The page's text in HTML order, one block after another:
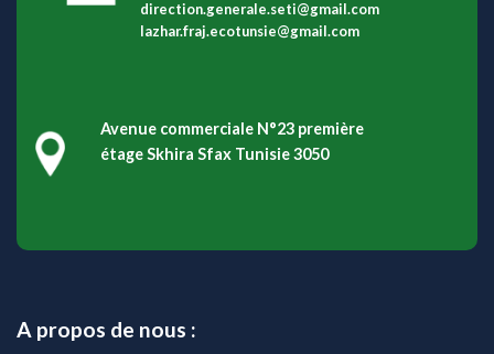
direction.generale.seti@gmail.com
lazhar.fraj.ecotunsie@gmail.com
Avenue commerciale N°23 première
étage Skhira Sfax Tunisie 3050
A propos de nous :